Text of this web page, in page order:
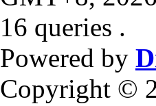
16 queries .
Powered by
Copyright ©